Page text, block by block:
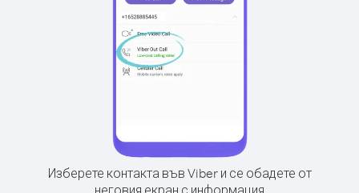
Изберете контакта във Viber и се обадете от
неговия екран с информация